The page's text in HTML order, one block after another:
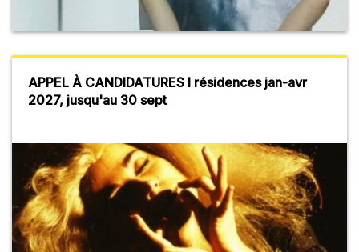
APPEL À CANDIDATURES I résidences jan-avr
2027, jusqu'au 30 sept